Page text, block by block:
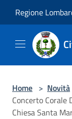
Regione
Home > Novità
Concerto Corale
Chiesa Santa